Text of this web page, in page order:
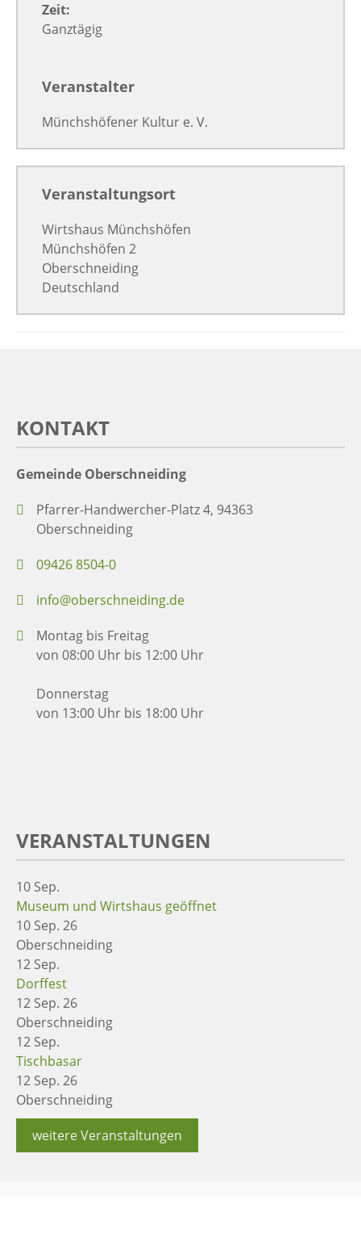
Zeit:
Ganztägig
Veranstalter
Münchshöfener Kultur e. V.
Veranstaltungsort
Wirtshaus Münchshöfen
Münchshöfen 2
Oberschneiding
Deutschland
KONTAKT
Gemeinde Oberschneiding
Pfarrer-Handwercher-Platz 4, 94363
Oberschneiding
09426 8504-0
info@oberschneiding.de
Montag bis Freitag
von 08:00 Uhr bis 12:00 Uhr
Donnerstag
von 13:00 Uhr bis 18:00 Uhr
VERANSTALTUNGEN
10 Sep.
Museum und Wirtshaus geöffnet
10 Sep. 26
Oberschneiding
12 Sep.
Dorffest
12 Sep. 26
Oberschneiding
12 Sep.
Tischbasar
12 Sep. 26
Oberschneiding
weitere Veranstaltungen